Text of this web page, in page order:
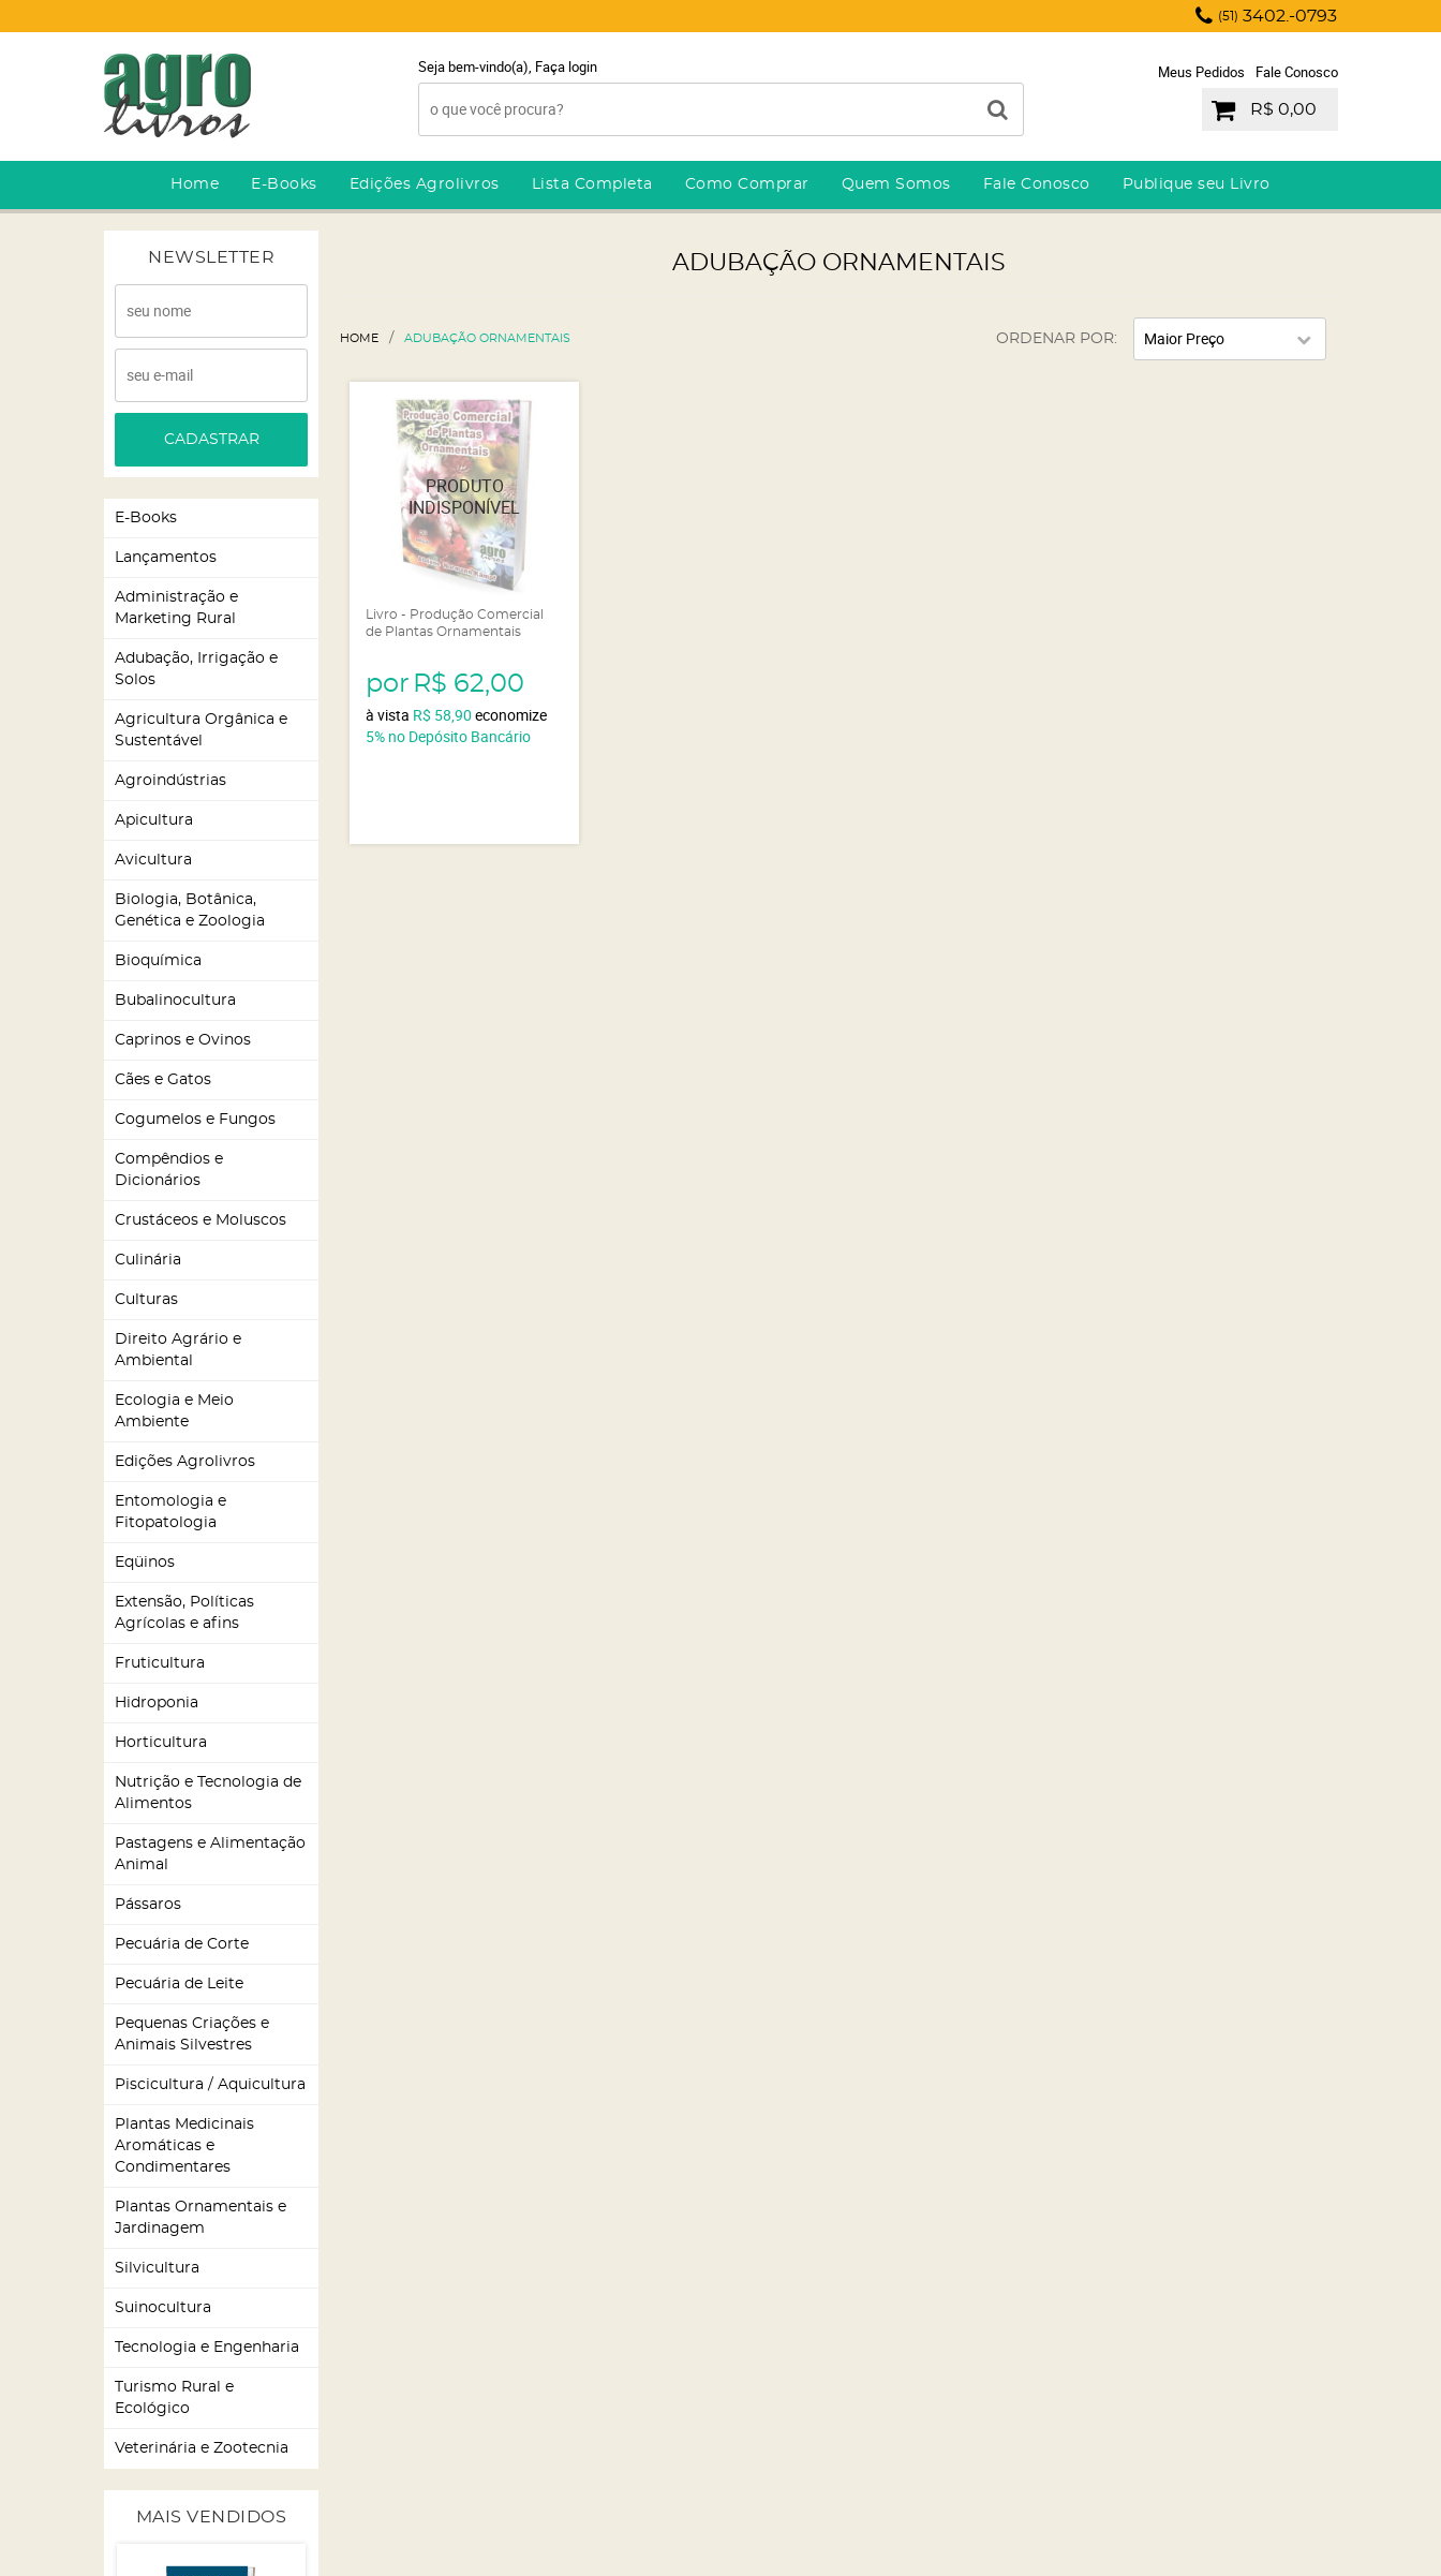
(51) 3402.-0793
Seja bem-vindo(a), Faça login Meus Pedidos Fale Conosco
R$ 0,00
Home E-Books Edições Agrolivros Lista Completa Como Comprar Quem Somos Fale Conosco Publique seu Livro
NEWSLETTER
CADASTRAR
E-Books
Lançamentos
Administração e
Marketing Rural
Adubação, Irrigação e
Solos
Agricultura Orgânica e
Sustentável
Agroindústrias
Apicultura
Avicultura
Biologia, Botânica,
Genética e Zoologia
Bioquímica
Bubalinocultura
Caprinos e Ovinos
Cães e Gatos
Cogumelos e Fungos
Compêndios e
Dicionários
Crustáceos e Moluscos
Culinária
Culturas
Direito Agrário e
Ambiental
Ecologia e Meio
Ambiente
Edições Agrolivros
Entomologia e
Fitopatologia
Eqüinos
Extensão, Políticas
Agrícolas e afins
Fruticultura
Hidroponia
Horticultura
Nutrição e Tecnologia de
Alimentos
Pastagens e Alimentação
Animal
Pássaros
Pecuária de Corte
Pecuária de Leite
Pequenas Criações e
Animais Silvestres
Piscicultura / Aquicultura
Plantas Medicinais
Aromáticas e
Condimentares
Plantas Ornamentais e
Jardinagem
Silvicultura
Suinocultura
Tecnologia e Engenharia
Turismo Rural e
Ecológico
Veterinária e Zootecnia
MAIS VENDIDOS
ADUBAÇÃO ORNAMENTAIS
HOME ADUBAÇÃO ORNAMENTAIS ORDENAR POR Maior Preço
Livro - Produção Comercial
de Plantas Ornamentais
por R$ 62,00
à vista R$ 58,90 economize
5% no Depósito Bancário